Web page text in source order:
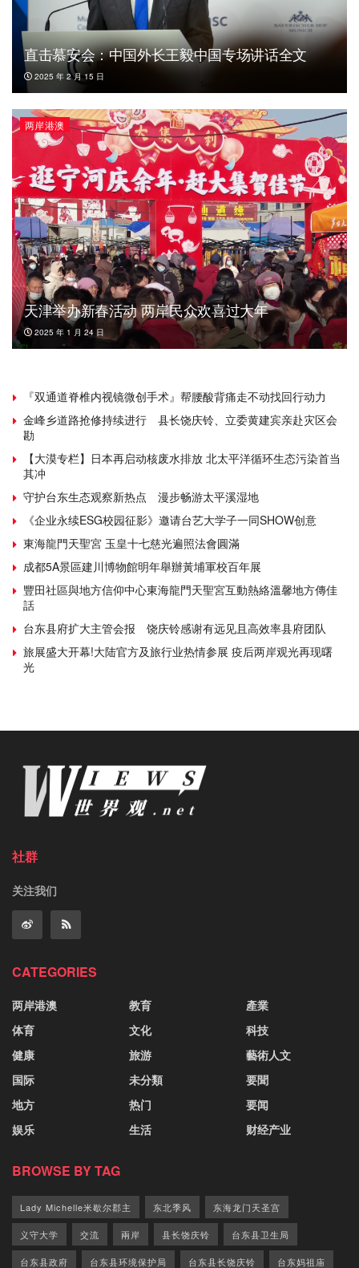
直击慕安会：中国外长王毅中国专场讲话全文
2025 年 2 月 15 日
两岸港澳
天津举办新春活动 两岸民众欢喜过大年
2025 年 1 月 24 日
『双通道脊椎内视镜微创手术』帮腰酸背痛走不动找回行动力
金峰乡道路抢修持续进行 县长饶庆铃、立委黄建宾亲赴灾区会
勘
【大漠专栏】日本再启动核废水排放 北太平洋循环生态污染首当
其冲
守护台东生态观察新热点 漫步畅游太平溪湿地
《企业永续ESG校园征影》邀请台艺大学子一同SHOW创意
東海龍門天聖宮 玉皇十七慈光遍照法會圓滿
成都5A景區建川博物館明年舉辦黃埔軍校百年展
豐田社區與地方信仰中心東海龍門天聖宮互動熱絡溫馨地方傳佳
話
台东县府扩大主管会报 饶庆铃感谢有远见且高效率县府团队
旅展盛大开幕!大陆官方及旅行业热情参展 疫后两岸观光再现曙
光
社群
关注我们
CATEGORIES
两岸港澳
体育
健康
国际
地方
娱乐
教育
文化
旅游
未分類
热门
生活
產業
科技
藝術人文
要聞
要闻
财经产业
BROWSE BY TAG
Lady Michelle米歇尔郡主 东北季风 东海龙门天圣宫
义守大学 交流 兩岸 县长饶庆铃 台东县卫生局
台东县政府 台东县环境保护局 台东县长饶庆铃 台东妈祖庙